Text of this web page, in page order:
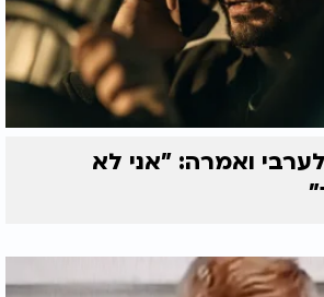
ואמרה: "אני לא